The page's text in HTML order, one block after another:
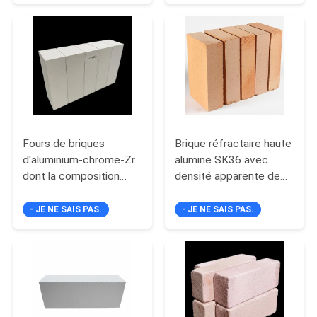
LES
AFFAIRES
PLAN
SITE
POLITIQUE
DE
pour le revêtement de
l'écrasement à froid
pour le four
Fours de briques
d'aluminium-chrome-Zr
dont la composition
conçues pour
réfractaires
- JE NE SAIS PAS.
Brique réfractaire haute
alumine SK36 avec
densité apparente de
pour l'isolation
structures durables
résistantes à la chaleur
- JE NE SAIS PAS.